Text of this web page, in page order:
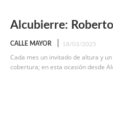
Alcubierre:
CALLE MAYOR 18/03/2025
Cada mes un invitado de altura y
cobertura; en esta ocasión desde